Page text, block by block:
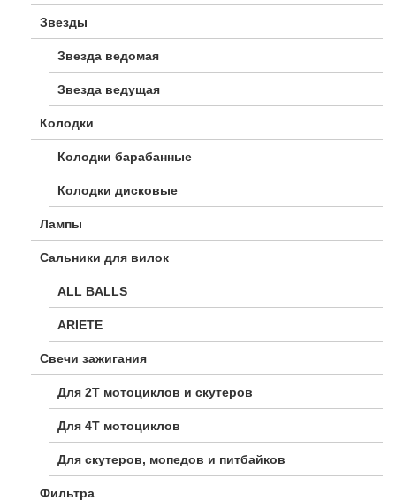
Звезды
Звезда ведомая
Звезда ведущая
Колодки
Колодки барабанные
Колодки дисковые
Лампы
Сальники для вилок
ALL BALLS
ARIETE
Свечи зажигания
Для 2Т мотоциклов и скутеров
Для 4Т мотоциклов
Для скутеров, мопедов и питбайков
Фильтра